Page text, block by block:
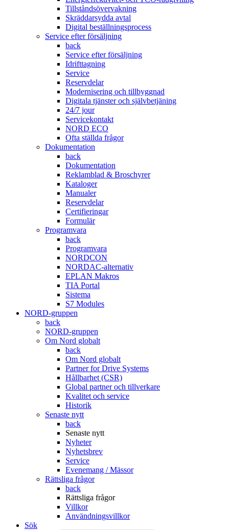
Tillståndsövervakning
Skräddarsydda avtal
Digital beställningsprocess
Service efter försäljning
back
Service efter försäljning
Idrifttagning
Service
Reservdelar
Modernisering och tillbyggnad
Digitala tjänster och självbetjäning
24/7 jour
Servicekontakt
NORD ECO
Ofta ställda frågor
Dokumentation
back
Dokumentation
Reklamblad & Broschyrer
Kataloger
Manualer
Reservdelar
Certifieringar
Formulär
Programvara
back
Programvara
NORDCON
NORDAC-alternativ
EPLAN Makros
TIA Portal
Sistema
S7 Modules
NORD-gruppen
back
NORD-gruppen
Om Nord globalt
back
Om Nord globalt
Partner for Drive Systems
Hållbarhet (CSR)
Global partner och tillverkare
Kvalitet och service
Historik
Senaste nytt
back
Senaste nytt
Nyheter
Nyhetsbrev
Service
Evenemang / Mässor
Rättsliga frågor
back
Rättsliga frågor
Villkor
Användningsvillkor
Sök